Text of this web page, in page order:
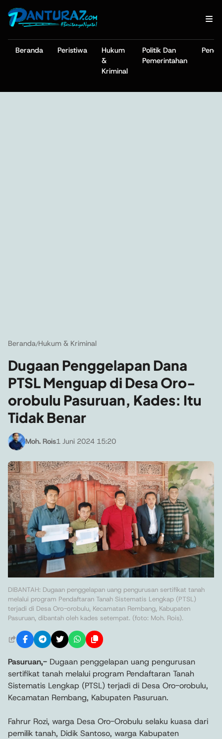
Beranda Peristiwa
Hukum
&
Kriminal
Politik Dan
Pemerintahan
Beranda/Hukum & Kriminal
Dugaan Penggelapan Dana
PTSL Menguap di Desa Oro-
orobulu Pasuruan, Kades: Itu
Tidak Benar
Moh. Rois1 Juni 2024 15:20
DIBANTAH: Dugaan penggelapan uang pengurusan sertifikat tanah
melalui program Pendaftaran Tanah Sistematis Lengkap (PTSL)
terjadi di Desa Oro-orobulu, Kecamatan Rembang, Kabupaten
Pasuruan, dibantah oleh kades setempat. (foto: Moh. Rois).
Pasuruan,- Dugaan penggelapan uang pengurusan
sertifikat tanah melalui program Pendaftaran Tanah
Sistematis Lengkap (PTSL) terjadi di Desa Oro-orobulu,
Kecamatan Rembang, Kabupaten Pasuruan.
Fahrur Rozi, warga Desa Oro-Orobulu selaku kuasa dari
pemilik tanah, Didik Santoso, warga Kabupaten